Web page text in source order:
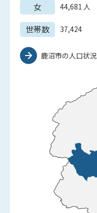
女 44,681 人
世帯数 37,424
鹿沼市の人口状況